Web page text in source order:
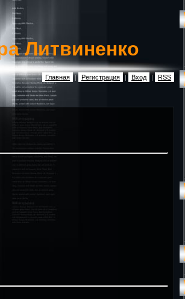
Литвиненко
Главная | Регистрация | Вход | RSS